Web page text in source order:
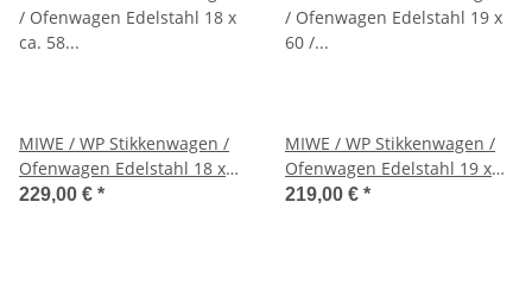
MIWE / WP Stikkenwagen /
Ofenwagen Edelstahl 18 x
ca. 58 x 58 cm verstellbar
229,00 € *
MIWE / WP Stikkenwagen /
Ofenwagen Edelstahl 19 x
60 / 80 cm
219,00 € *